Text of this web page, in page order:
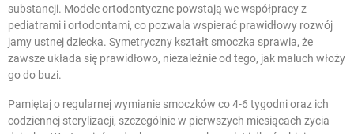
substancji. Modele ortodontyczne powstają we współpracy z
pediatrami i ortodontami, co pozwala wspierać prawidłowy rozwój
jamy ustnej dziecka. Symetryczny kształt smoczka sprawia, że
zawsze układa się prawidłowo, niezależnie od tego, jak maluch włoży
go do buzi.
Pamiętaj o regularnej wymianie smoczków co 4-6 tygodni oraz ich
codziennej sterylizacji, szczególnie w pierwszych miesiącach życia